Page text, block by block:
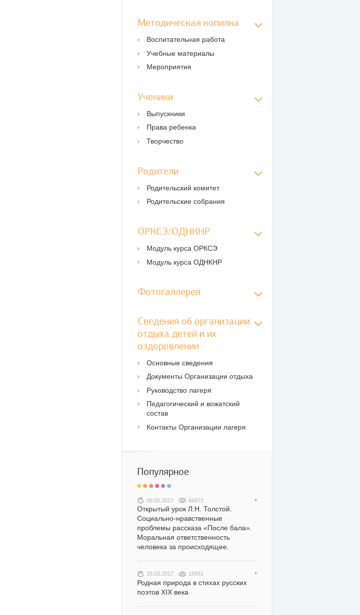
Методическая копилка
Воспитательная работа
Учебные материалы
Мероприятия
Ученики
Выпускники
Права ребенка
Творчество
Родители
Родительский комитет
Родительские собрания
ОРКСЭ/ОДНКНР
Модуль курса ОРКСЭ
Модуль курса ОДНКНР
Фотогаллерея
Сведения об организации
отдыха детей и их
оздоровлении
Основные сведения
Документы Организации отдыха
Руководство лагеря
Педагогический и вожатский
состав
Контакты Организации лагеря
Популярное
09.02.2017 66671
Открытый урок Л.Н. Толстой.
Социально-нравственные
проблемы рассказа «После бала».
Моральная ответственность
человека за происходящее.
25.03.2017 19931
Родная природа в стихах русских
поэтов XIX века